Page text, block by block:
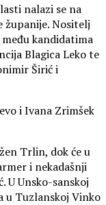
nalazi se na
županije. Nositelj
kandidatima
Blagica Leko te
Širić i
i Ivana Zrimšek
Trlin, dok će u
i nekadašnji
U Unsko-sanskoj
u Tuzlanskoj Vinko